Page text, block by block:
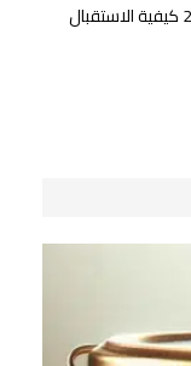
تردد قناة CBC الفضائية 2025 كيفية الاستقبال